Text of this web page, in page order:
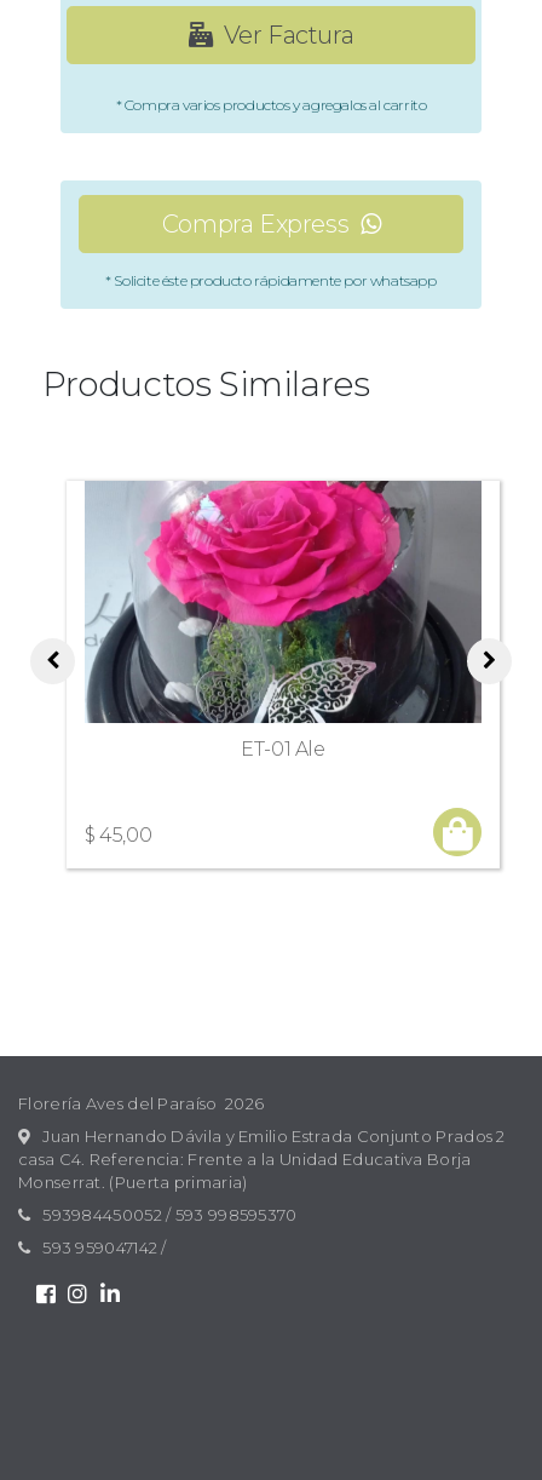
Ver Factura
* Compra varios productos y agregalos al carrito
Compra Express
* Solicite éste producto rápidamente por whatsapp
Productos Similares
ET-01 Ale
$ 45,00
Florería Aves del Paraíso 2026
Juan Hernando Dávila y Emilio Estrada Conjunto Prados 2
casa C4. Referencia: Frente a la Unidad Educativa Borja
Monserrat. (Puerta primaria)
593984450052 /593 998595370
593 959047142 /